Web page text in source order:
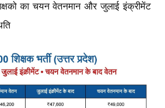
का चयन वेतनमान और जुलाई इंक्रीमेंट